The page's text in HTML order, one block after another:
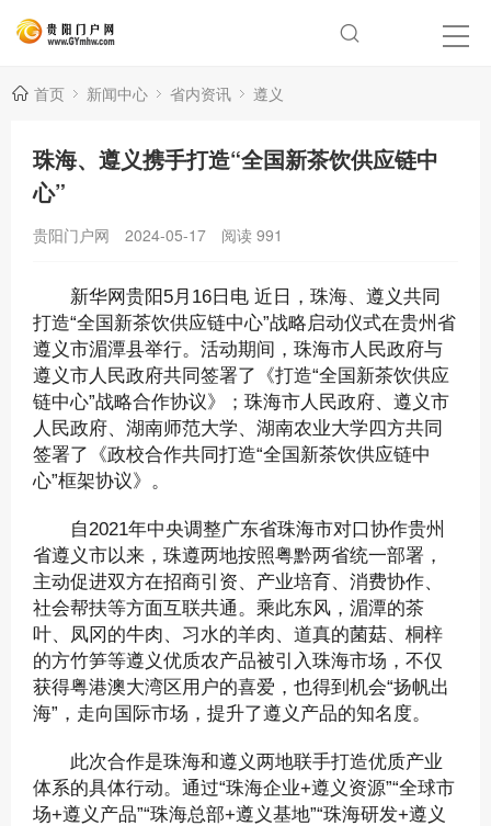
首页 新闻中心 省内资讯 遵义
珠海、遵义携手打造“全国新茶饮供应链中
心”
贵阳门户网 2024-05-17 阅读 991
新华网贵阳5月16日电 近日，珠海、遵义共同
打造“全国新茶饮供应链中心”战略启动仪式在贵州省
遵义市湄潭县举行。活动期间，珠海市人民政府与
遵义市人民政府共同签署了《打造“全国新茶饮供应
链中心”战略合作协议》；珠海市人民政府、遵义市
人民政府、湖南师范大学、湖南农业大学四方共同
签署了《政校合作共同打造“全国新茶饮供应链中
心”框架协议》。
自2021年中央调整广东省珠海市对口协作贵州
省遵义市以来，珠遵两地按照粤黔两省统一部署，
主动促进双方在招商引资、产业培育、消费协作、
社会帮扶等方面互联共通。乘此东风，湄潭的茶
叶、凤冈的牛肉、习水的羊肉、道真的菌菇、桐梓
的方竹笋等遵义优质农产品被引入珠海市场，不仅
获得粤港澳大湾区用户的喜爱，也得到机会“扬帆出
海”，走向国际市场，提升了遵义产品的知名度。
此次合作是珠海和遵义两地联手打造优质产业
体系的具体行动。通过“珠海企业+遵义资源”“全球市
场+遵义产品”“珠海总部+遵义基地”“珠海研发+遵义